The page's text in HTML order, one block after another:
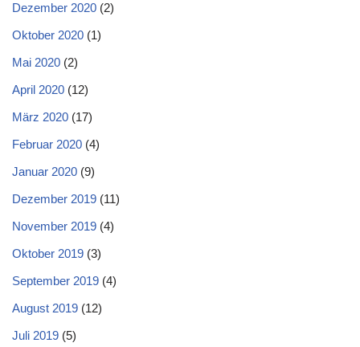
Dezember 2020 (2)
Oktober 2020 (1)
Mai 2020 (2)
April 2020 (12)
März 2020 (17)
Februar 2020 (4)
Januar 2020 (9)
Dezember 2019 (11)
November 2019 (4)
Oktober 2019 (3)
September 2019 (4)
August 2019 (12)
Juli 2019 (5)